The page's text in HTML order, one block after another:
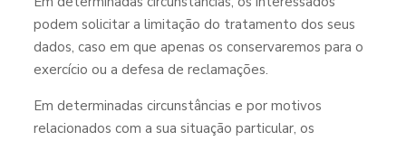
podem solicitar a limitação do tratamento dos seus
dados, caso em que apenas os conservaremos para o
exercício ou a defesa de reclamações.
Em determinadas circunstâncias e por motivos
relacionados com a sua situação particular, os